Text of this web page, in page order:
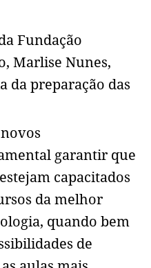
Fundação
Marlise Nunes,
da preparação das
garantir que
capacitados
da melhor
quando bem
de